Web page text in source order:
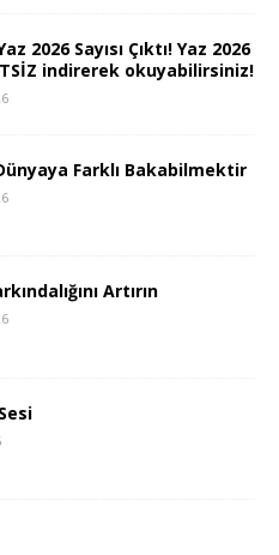
2026 Sayısı Çıktı! Yaz 2026
indirerek okuyabilirsiniz!
Farklı Bakabilmektir
Artırın